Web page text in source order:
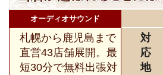
オーディオサウンド
札幌から鹿児島まで
直営43店舗展開。最
短30分で無料出張対
対
応
地